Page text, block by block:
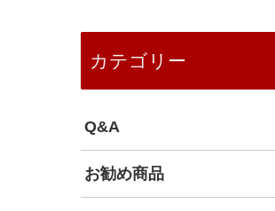
カテゴリー
Q&A
お勧め商品